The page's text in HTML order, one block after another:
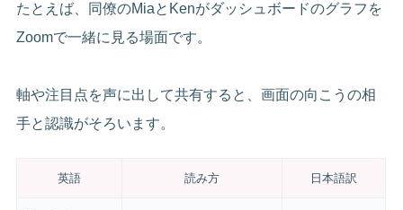
たとえば、同僚のMiaとKenがダッシュボードのグラフを
Zoomで一緒に見る場面です。
軸や注目点を声に出して共有すると、画面の向こうの相
手と認識がそろいます。
英語 読み方 日本語訳